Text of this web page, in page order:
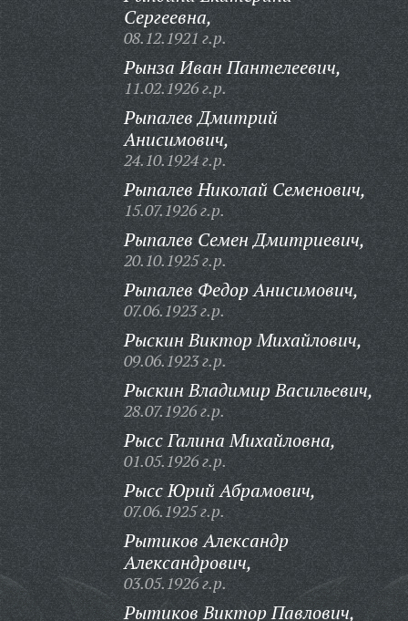
Сергеевна,
08.12.1921 г.р.
Рынза Иван Пантелеевич,
11.02.1926 г.р.
Рыпалев Дмитрий
Анисимович,
24.10.1924 г.р.
Рыпалев Николай Семенович,
15.07.1926 г.р.
Рыпалев Семен Дмитриевич,
20.10.1925 г.р.
Рыпалев Федор Анисимович,
07.06.1923 г.р.
Рыскин Виктор Михайлович,
09.06.1923 г.р.
Рыскин Владимир Васильевич,
28.07.1926 г.р.
Рысс Галина Михайловна,
01.05.1926 г.р.
Рысс Юрий Абрамович,
07.06.1925 г.р.
Рытиков Александр
Александрович,
03.05.1926 г.р.
Рытиков Виктор Павлович,